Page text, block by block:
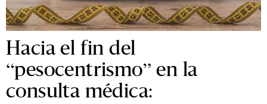
Hacia el fin del
“pesocentrismo” en la
consulta médica: